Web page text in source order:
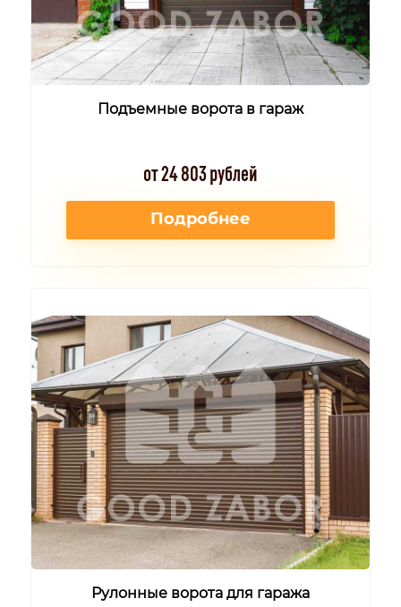
Подъемные ворота в гараж
от 24 803 рублей
Подробнее
Рулонные ворота для гаража